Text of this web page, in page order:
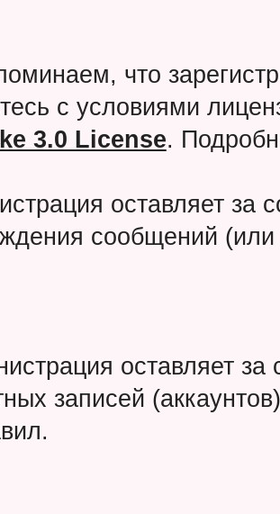
что
с условиями
3.0 License.
оставляет за
сообщений
оставляет
записей